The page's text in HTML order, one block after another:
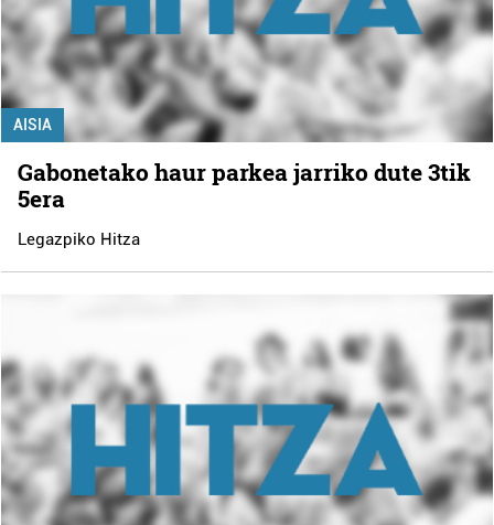
AISIA
Gabonetako haur parkea jarriko dute 3tik
5era
Legazpiko Hitza